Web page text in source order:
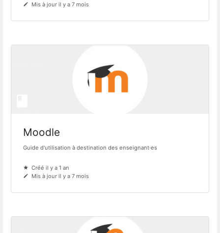
Mis à jour il y a 7 mois
Moodle
Guide d'utilisation à destination des enseignant·es
Créé il y a 1 an
Mis à jour il y a 7 mois